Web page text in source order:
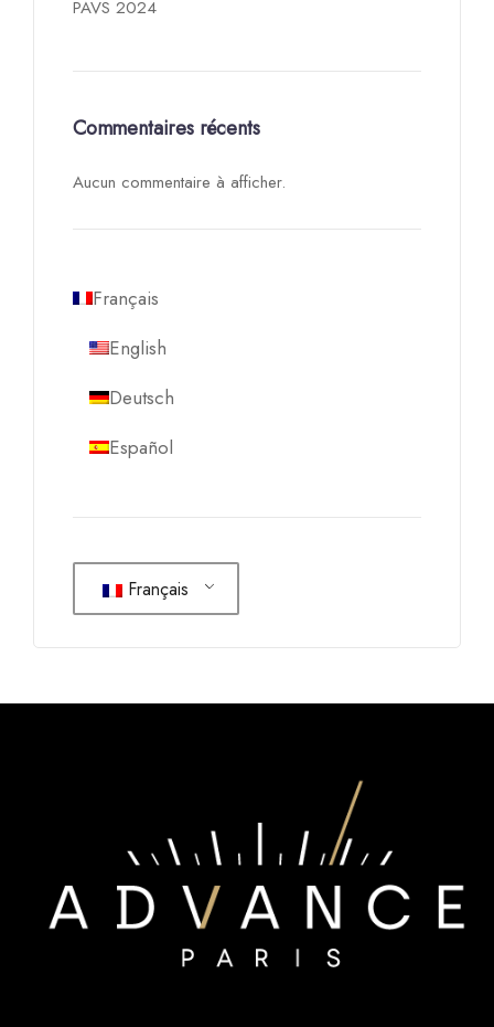
PAVS 2024
Commentaires récents
Aucun commentaire à afficher.
Français
English
Deutsch
Español
Français